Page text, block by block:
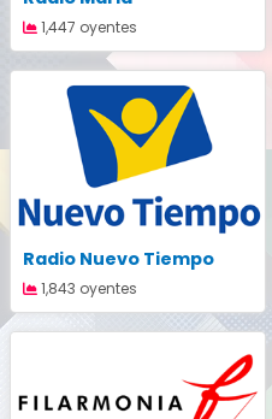
1,447 oyentes
Radio Nuevo Tiempo
1,843 oyentes